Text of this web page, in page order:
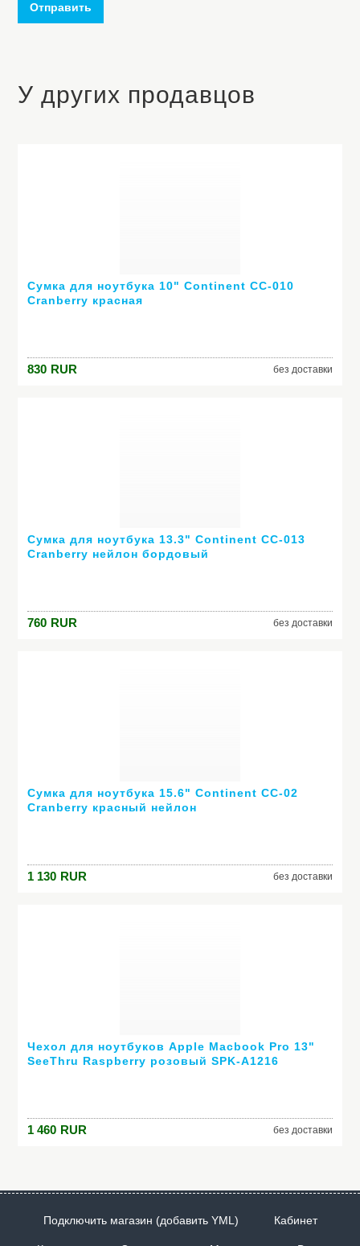
Отправить
У других продавцов
Сумка для ноутбука 10" Continent CC-010
Cranberry красная
830 RUR без доставки
Сумка для ноутбука 13.3" Continent CC-013
Cranberry нейлон бордовый
760 RUR без доставки
Сумка для ноутбука 15.6" Continent CC-02
Cranberry красный нейлон
1 130 RUR без доставки
Чехол для ноутбуков Apple Macbook Pro 13"
SeeThru Raspberry розовый SPK-A1216
1 460 RUR без доставки
Подключить магазин (добавить YML) Кабинет